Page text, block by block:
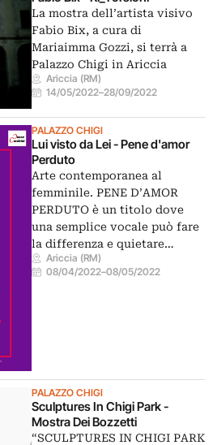
La mostra dell’artista visivo
Fabio Bix, a cura di
Mariaimma Gozzi, si terrà a
Palazzo Chigi in Ariccia
Ariccia (RM)
14/05/2022–28/09/2022
PALAZZO CHIGI
Lui visto da Lei - Pene d'amor
Perduto
Arte contemporanea al
femminile. PENE D’AMOR
PERDUTO è un titolo dove
una semplice vocale può fare
la differenza e quietare…
Ariccia (RM)
08/04/2022–08/05/2022
PALAZZO CHIGI
Sculptures In Chigi Park -
Mostra Dei Bozzetti
“SCULPTURES IN CHIGI PARK